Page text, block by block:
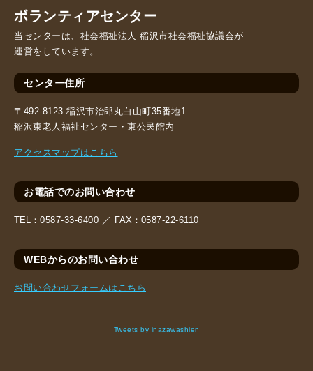
ボランティアセンター
当センターは、社会福祉法人 稲沢市社会福祉協議会が
運営をしています。
センター住所
〒492-8123 稲沢市治郎丸白山町35番地1
稲沢東老人福祉センター・東公民館内
アクセスマップはこちら
お電話でのお問い合わせ
TEL： 0587-33-6400 ／ FAX： 0587-22-6110
WEBからのお問い合わせ
お問い合わせフォームはこちら
Tweets by inazawashien